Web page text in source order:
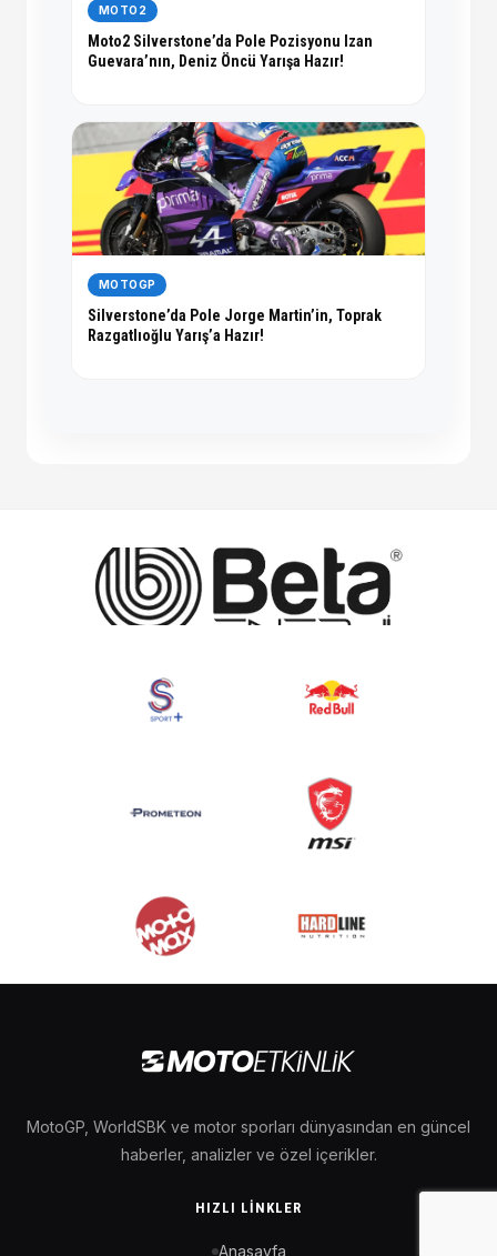
MOTO2
Moto2 Silverstone’da Pole Pozisyonu Izan
Guevara’nın, Deniz Öncü Yarışa Hazır!
MOTOGP
Silverstone’da Pole Jorge Martin’in, Toprak
Razgatlıoğlu Yarış’a Hazır!
MotoGP, WorldSBK ve motor sporları dünyasından en güncel
haberler, analizler ve özel içerikler.
HIZLI LINKLER
Anasayfa